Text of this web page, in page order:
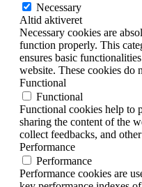
Necessary
Altid aktiveret
Necessary cookies are
function properly. This
ensures basic
website. These cookies do
Functional
Functional
Functional cookies help to
sharing the content of the
collect feedbacks, and
Performance
Performance
Performance cookies are